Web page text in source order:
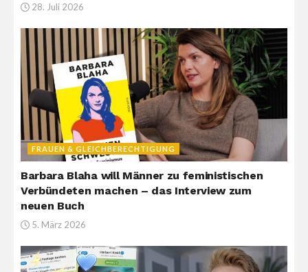
28. Juli 2026
FRAUEN & GLEICHBERECHTIGUNG
Barbara Blaha will Männer zu feministischen
Verbündeten machen – das Interview zum
neuen Buch
5. März 2026